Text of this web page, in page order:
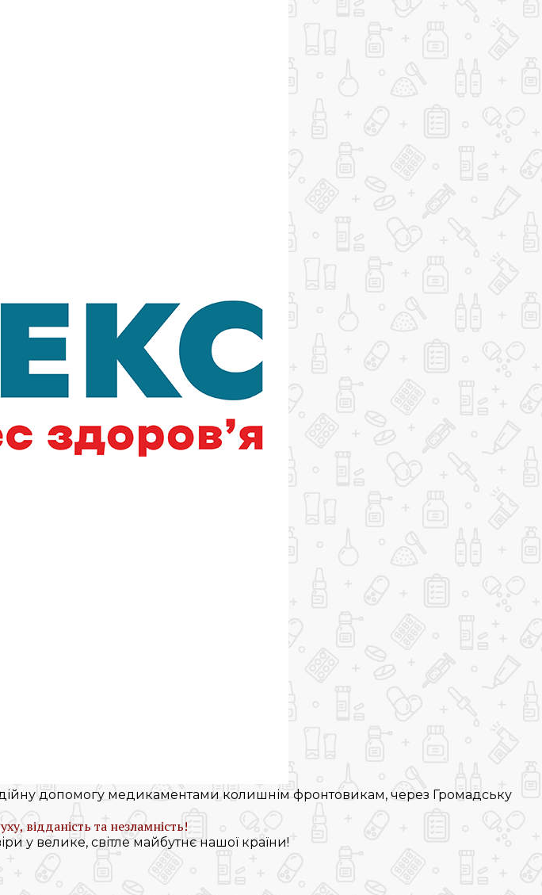
допомогу медикаментами колишнім фронтовикам, через Громадську
відданість та незламність!
у велике, світле майбутнє нашої країни!